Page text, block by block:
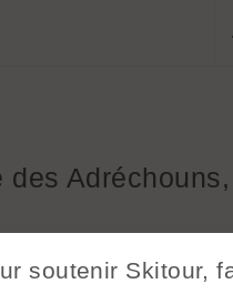
des
soutenir Skitour,